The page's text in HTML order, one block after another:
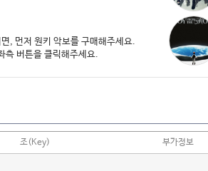
, 먼저 원키 악보를 구매해주세요.
측 버튼을 클릭해주세요.
조(Key) 부가정보